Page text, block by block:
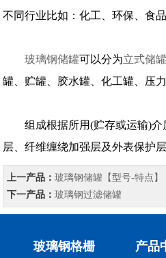
不同行业比如：化工、环保、食
玻璃钢储罐可以分为立式储罐
罐、贮罐、胶水罐、化工罐、压
组成根据所用(贮存或运输)介
层、纤维缠绕加强层及外表保护层
上一产品： 玻璃钢储罐【型号-特点】
下一产品： 玻璃钢过滤储罐
玻璃钢格栅 产品